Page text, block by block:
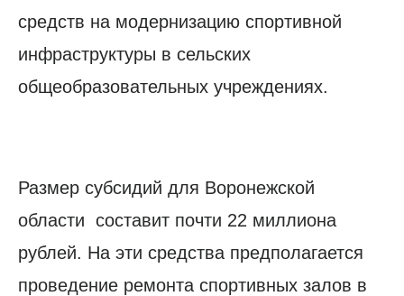
средств на модернизацию спортивной
инфраструктуры в сельских
общеобразовательных учреждениях.
Размер субсидий для Воронежской
области составит почти 22 миллиона
рублей. На эти средства предполагается
проведение ремонта спортивных залов в